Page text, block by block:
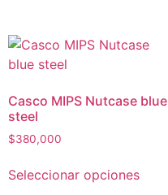
Casco MIPS Nutcase blue
steel
$380,000
Seleccionar opciones